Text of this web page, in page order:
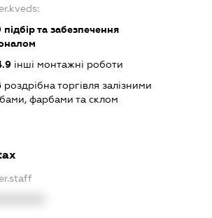
підбір та забезпечення
інші монтажні роботи
роздрібна торгівля залізними
фарбами та склом